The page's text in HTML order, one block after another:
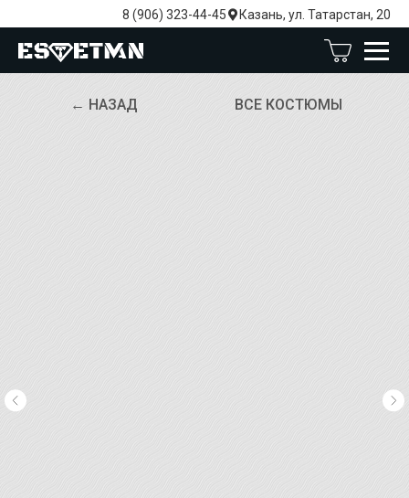
8 (906) 323-44-45 Казань, ул. Татарстан, 20
ВСЕ КОСТЮМЫ
← НАЗАД